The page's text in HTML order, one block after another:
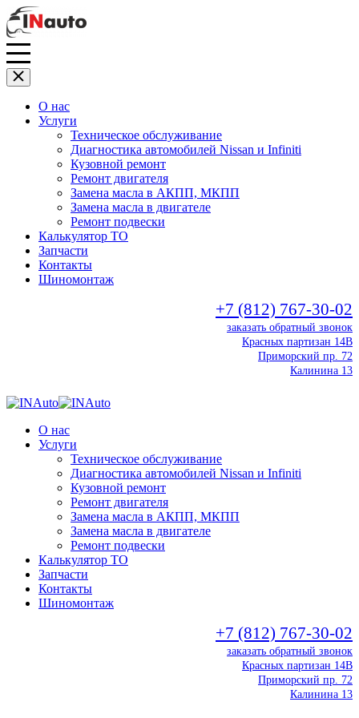
О нас
Услуги
Техническое обслуживание
Диагностика автомобилей Nissan и Infiniti
Кузовной ремонт
Ремонт двигателя
Замена масла в АКПП, МКПП
Замена масла в двигателе
Ремонт подвески
Калькулятор ТО
Запчасти
Контакты
Шиномонтаж
+7 (812) 767-30-02
заказать обратный звонок
Красных партизан 14В
Приморский пр. 72
Калинина 13
О нас
Услуги
Техническое обслуживание
Диагностика автомобилей Nissan и Infiniti
Кузовной ремонт
Ремонт двигателя
Замена масла в АКПП, МКПП
Замена масла в двигателе
Ремонт подвески
Калькулятор ТО
Запчасти
Контакты
Шиномонтаж
+7 (812) 767-30-02
заказать обратный звонок
Красных партизан 14В
Приморский пр. 72
Калинина 13